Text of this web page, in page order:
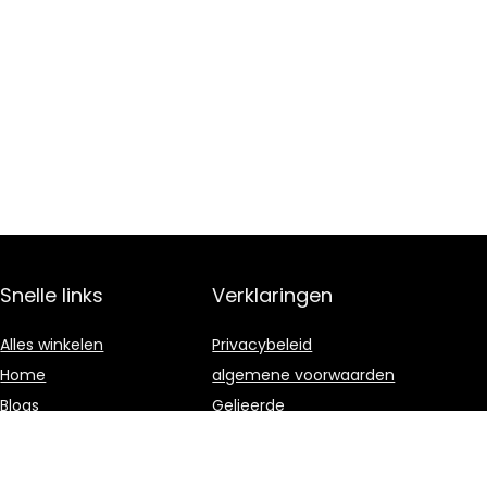
Snelle links
Alles winkelen
Home
Blogs
Verklaringen
Privacybeleid
algemene voorwaarden
Gelieerde